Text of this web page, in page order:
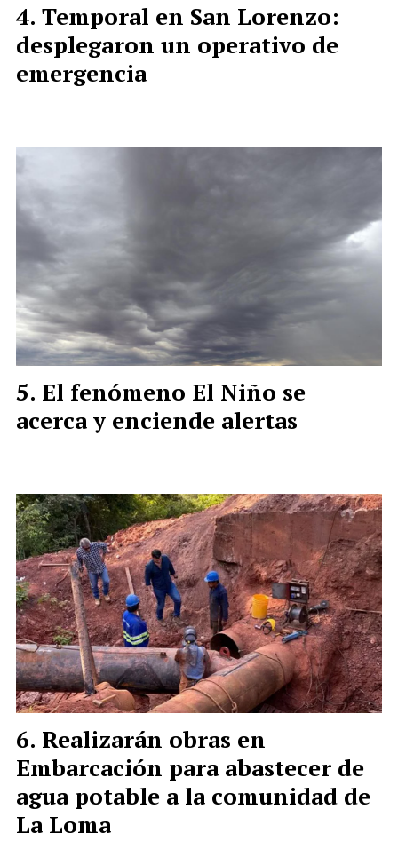
Temporal en San Lorenzo:
desplegaron un operativo de
emergencia
El fenómeno El Niño se
acerca y enciende alertas
Realizarán obras en
Embarcación para abastecer de
agua potable a la comunidad de
La Loma